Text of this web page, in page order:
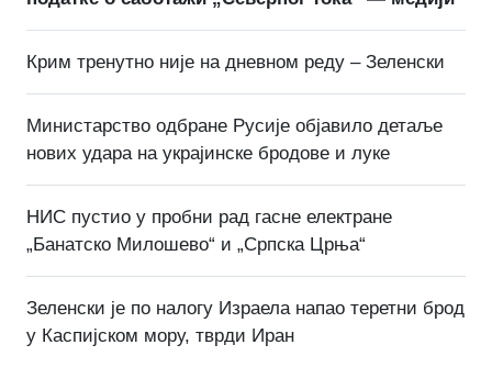
Крим тренутно није на дневном реду – Зеленски
Министарство одбране Русије објавило детаље
нових удара на украјинске бродове и луке
НИС пустио у пробни рад гасне електране
„Банатско Милошево“ и „Српска Црња“
Зеленски је по налогу Израела напао теретни брод
у Каспијском мору, тврди Иран